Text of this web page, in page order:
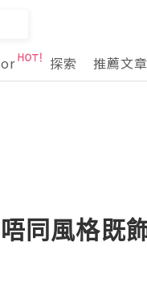
探索 推薦文章
同風格既